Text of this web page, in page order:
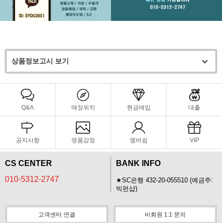
상품정보고시 보기
Q&A 매장위치 현금매입 대출
공지사항 명품감정 멤버쉽 VIP
CS CENTER
010-5312-2747
BANK INFO
★SC은행 432-20-055510 (예금주:
빅펀샵)
고객센터 연결 비회원 1:1 문의